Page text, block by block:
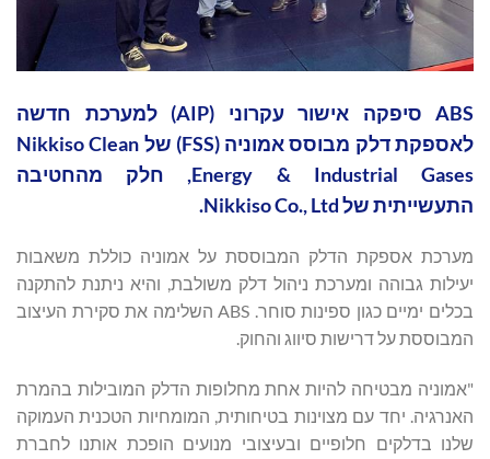
ABS סיפקה אישור עקרוני (AIP) למערכת חדשה
לאספקת דלק מבוסס אמוניה (FSS) של Nikkiso Clean
Energy & Industrial Gases, חלק מהחטיבה
התעשייתית של Nikkiso Co., Ltd.
מערכת אספקת הדלק המבוססת על אמוניה כוללת משאבות
יעילות גבוהה ומערכת ניהול דלק משולבת, והיא ניתנת להתקנה
בכלים ימיים כגון ספינות סוחר. ABS השלימה את סקירת העיצוב
המבוססת על דרישות סיווג והחוק.
"אמוניה מבטיחה להיות אחת מחלופות הדלק המובילות בהמרת
האנרגיה. יחד עם מצוינות בטיחותית, המומחיות הטכנית העמוקה
שלנו בדלקים חלופיים ובעיצובי מנועים הופכת אותנו לחברת